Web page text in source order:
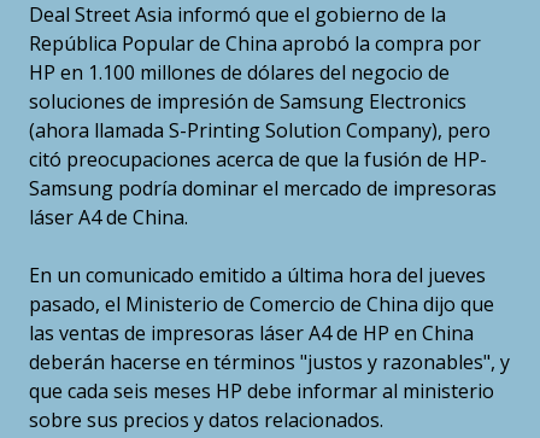
Deal Street Asia informó que el gobierno de la
República Popular de China aprobó la compra por
HP en 1.100 millones de dólares del negocio de
soluciones de impresión de Samsung Electronics
(ahora llamada S-Printing Solution Company), pero
citó preocupaciones acerca de que la fusión de HP-
Samsung podría dominar el mercado de impresoras
láser A4 de China.
En un comunicado emitido a última hora del jueves
pasado, el Ministerio de Comercio de China dijo que
las ventas de impresoras láser A4 de HP en China
deberán hacerse en términos "justos y razonables", y
que cada seis meses HP debe informar al ministerio
sobre sus precios y datos relacionados.